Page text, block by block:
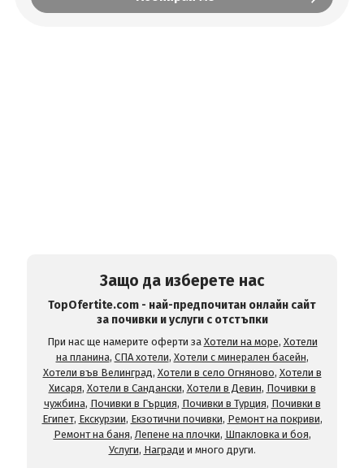
Защо да изберете нас
TopOfertite.com - най-предпочитан онлайн сайт
за почивки и услуги с отстъпки
При нас ще намерите оферти за Хотели на море, Хотели
на планина, СПА хотели, Хотели с минерален басейн,
Хотели във Велинград, Хотели в село Огняново, Хотели в
Хисаря, Хотели в Сандански, Хотели в Девин, Почивки в
чужбина, Почивки в Гърция, Почивки в Турция, Почивки в
Египет, Екскурзии, Екзотични почивки, Ремонт на покриви,
Ремонт на баня, Лепене на плочки, Шпакловка и боя,
Услуги, Награди и много други.